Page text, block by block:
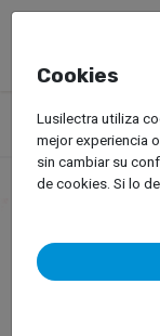
Productos
Bancadas para
Cookies
Lusilectra utiliza
mejor experiencia
sin cambiar su
de cookies. Si lo